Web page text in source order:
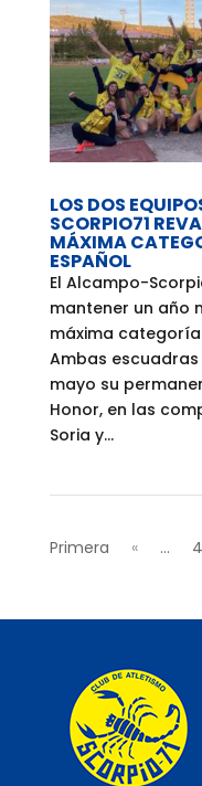
LOS DOS
SCORPIO71
MÁXIMA
ESPAÑOL
El Alcampo-
mantener un año
máxima
Ambas
mayo su
Honor, en las
Soria y...
Primera
« ... 4